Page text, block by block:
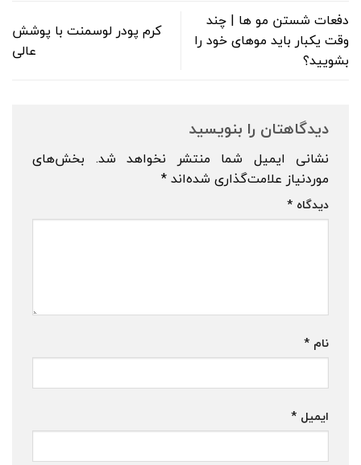
دفعات شستن مو ها | چند
وقت یکبار باید موهای خود را
بشویید؟
کرم پودر لوسمنت با پوشش
عالی
دیدگاهتان را بنویسید
نشانی ایمیل شما منتشر نخواهد شد. بخش‌های
موردنیاز علامت‌گذاری شده‌اند*
دیدگاه *
نام *
ایمیل *